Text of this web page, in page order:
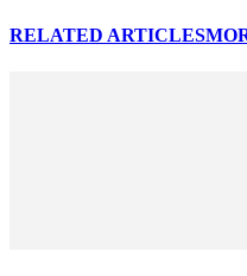
RELATED ARTICLES